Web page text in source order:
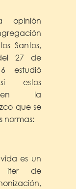
opinión
Santos,
27 de
estudió
si estos
la
que se
normas:
es un
iter de